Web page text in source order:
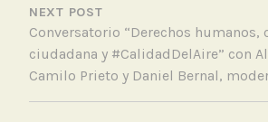
NEXT POST
Conversatorio “Derechos humanos,
ciudadana y #CalidadDelAire” con
Camilo Prieto y Daniel Bernal,